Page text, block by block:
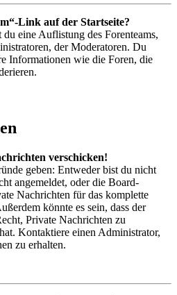
Link auf der Startseite?
eine Auflistung des Forenteams,
der Moderatoren. Du
Informationen wie die Foren, die
verschicken!
geben: Entweder bist du nicht
angemeldet, oder die Board-
Nachrichten für das komplette
könnte es sein, dass der
Private Nachrichten zu
Kontaktiere einen Administrator,
zu erhalten.